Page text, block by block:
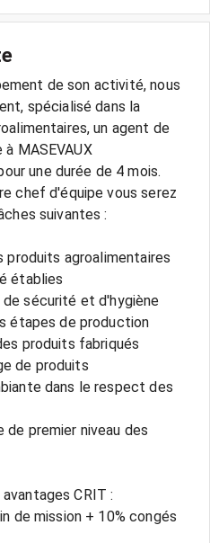
de son activité, nous
spécialisé dans la
un agent de
MASEVAUX
une durée de 4 mois.
chef d'équipe vous serez
suivantes :
produits agroalimentaires
établies
sécurité et d'hygiène
étapes de production
produits fabriqués
de produits
dans le respect des
premier niveau des
CRIT :
de mission + 10% congés